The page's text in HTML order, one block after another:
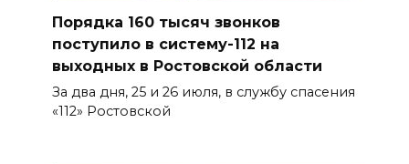
Порядка 160 тысяч звонков
поступило в систему-112 на
выходных в Ростовской области
За два дня, 25 и 26 июля, в службу спасения
«112» Ростовской